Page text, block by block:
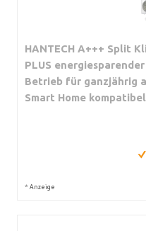
HANTECH A+++ Split
PLUS
Betrieb für ganzjährig
Smart Home kompatibel
* Anzeige